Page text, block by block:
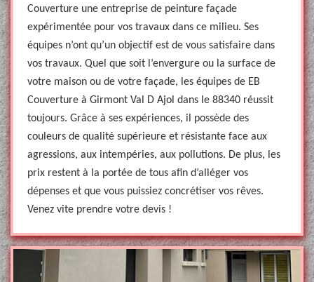
Couverture une entreprise de peinture façade
expérimentée pour vos travaux dans ce milieu. Ses
équipes n’ont qu’un objectif est de vous satisfaire dans
vos travaux. Quel que soit l’envergure ou la surface de
votre maison ou de votre façade, les équipes de EB
Couverture à Girmont Val D Ajol dans le 88340 réussit
toujours. Grâce à ses expériences, il possède des
couleurs de qualité supérieure et résistante face aux
agressions, aux intempéries, aux pollutions. De plus, les
prix restent à la portée de tous afin d’alléger vos
dépenses et que vous puissiez concrétiser vos rêves.
Venez vite prendre votre devis !